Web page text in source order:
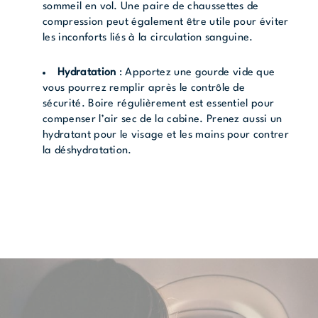
sommeil en vol. Une paire de chaussettes de
compression peut également être utile pour éviter
les inconforts liés à la circulation sanguine.
Hydratation : Apportez une gourde vide que
vous pourrez remplir après le contrôle de
sécurité. Boire régulièrement est essentiel pour
compenser l’air sec de la cabine. Prenez aussi un
hydratant pour le visage et les mains pour contrer
la déshydratation.